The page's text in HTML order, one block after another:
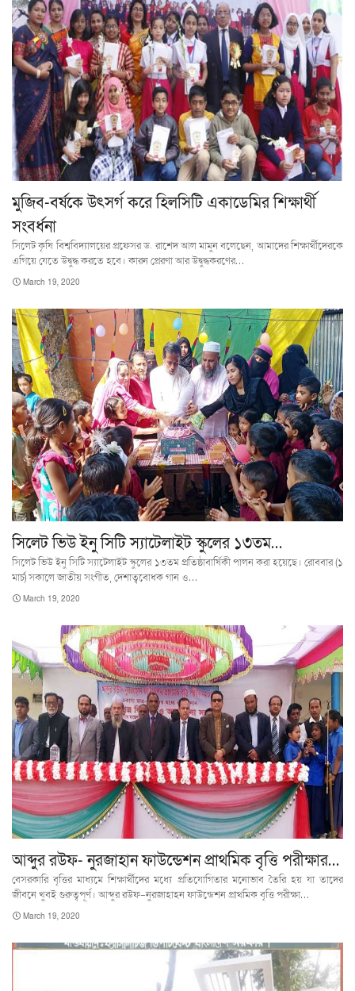
মুজিব-বর্ষকে উৎসর্গ করে হিলসিটি একাডেমির শিক্ষার্থী
সংবর্ধনা
সিলেট কৃষি বিশ্ববিদ্যালয়ের প্রফেসর ড. রাশেদ আল মামুন বলেছেন, আমাদের শিক্ষার্থীদেরকে
এগিয়ে যেতে উদ্বুদ্ধ করতে হবে। কারন প্রেরণা আর উদ্বুদ্ধকরণের…
March 19, 2020
সিলেট ভিউ ইনু সিটি স্যাটেলাইট স্কুলের ১৩তম…
সিলেট ভিউ ইনু সিটি স্যাটেলাইট স্কুলের ১৩তম প্রতিষ্ঠাবার্ষিকী পালন করা হয়েছে। রোববার (১
মার্চ) সকালে জাতীয় সংগীত, দেশাত্ববোধক গান ও…
March 19, 2020
আব্দুর রউফ- নুরজাহান ফাউন্ডেশন প্রাথমিক বৃত্তি পরীক্ষার…
বেসরকারি বৃত্তির মাধ্যমে শিক্ষার্থীদের মধ্যে প্রতিযোগিতার মনোভাব তৈরি হয় যা তাদের
জীবনে খুবই গুরুত্বপূর্ণ। আব্দুর রউফ-নুরজাহাহন ফাউন্ডেশন প্রাথমিক বৃত্তি পরীক্ষা…
March 19, 2020